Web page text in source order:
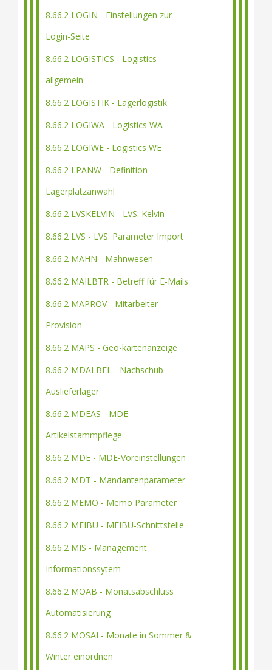
8.66.2 LOGIN - Einstellungen zur
Login-Seite
8.66.2 LOGISTICS - Logistics
allgemein
8.66.2 LOGISTIK - Lagerlogistik
8.66.2 LOGIWA - Logistics WA
8.66.2 LOGIWE - Logistics WE
8.66.2 LPANW - Definition
Lagerplatzanwahl
8.66.2 LVSKELVIN - LVS: Kelvin
8.66.2 LVS - LVS: Parameter Import
8.66.2 MAHN - Mahnwesen
8.66.2 MAILBTR - Betreff für E-Mails
8.66.2 MAPROV - Mitarbeiter
Provision
8.66.2 MAPS - Geo-kartenanzeige
8.66.2 MDALBEL - Nachschub
Auslieferläger
8.66.2 MDEAS - MDE
Artikelstammpflege
8.66.2 MDE - MDE-Voreinstellungen
8.66.2 MDT - Mandantenparameter
8.66.2 MEMO - Memo Parameter
8.66.2 MFIBU - MFIBU-Schnittstelle
8.66.2 MIS - Management
Informationssytem
8.66.2 MOAB - Monatsabschluss
Automatisierung
8.66.2 MOSAI - Monate in Sommer &
Winter einordnen